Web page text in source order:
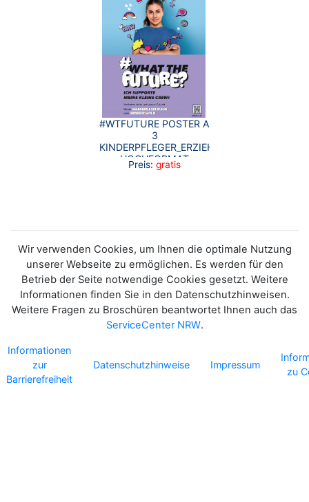
#WTFUTURE POSTER A
3
KINDERPFLEGER_ERZIEHER
HOCHFORMAT
Preis: gratis
Wir verwenden Cookies, um Ihnen die optimale Nutzung
unserer Webseite zu ermöglichen. Es werden für den
Betrieb der Seite notwendige Cookies gesetzt. Weitere
Informationen finden Sie in den Datenschutzhinweisen.
Weitere Fragen zu Broschüren beantwortet Ihnen auch das
ServiceCenter NRW.
Informationen
zur
Barrierefreiheit
Datenschutzhinweise Impressum
zu